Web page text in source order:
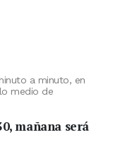
a minuto, en
medio de
mañana será